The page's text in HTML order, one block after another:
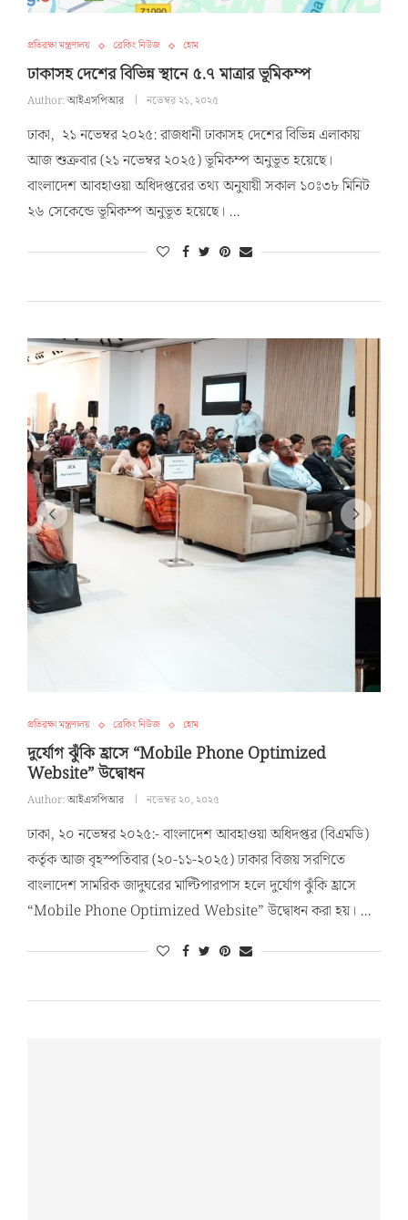
প্রতিরক্ষা মন্ত্রণালয় ব্রেকিং নিউজ হোম
ঢাকাসহ দেশের বিভিন্ন স্থানে ৫.৭ মাত্রার ভূমিকম্প
Author:আইএসপিআর নভেম্বর ২১, ২০২৫
ঢাকা, ২১ নভেম্বর ২০২৫: রাজধানী ঢাকাসহ দেশের বিভিন্ন এলাকায়
আজ শুক্রবার (২১ নভেম্বর ২০২৫) ভূমিকম্প অনুভূত হয়েছে।
বাংলাদেশ আবহাওয়া অধিদপ্তরের তথ্য অনুযায়ী সকাল ১০ঃ৩৮ মিনিট
২৬ সেকেন্ডে ভূমিকম্প অনুভূত হয়েছে। …
প্রতিরক্ষা মন্ত্রণালয় ব্রেকিং নিউজ হোম
দুর্যোগ ঝুঁকি হ্রাসে “Mobile Phone Optimized
Website” উদ্বোধন
Author:আইএসপিআর নভেম্বর ২০, ২০২৫
ঢাকা, ২০ নভেম্বর ২০২৫:- বাংলাদেশ আবহাওয়া অধিদপ্তর (বিএমডি)
কর্তৃক আজ বৃহস্পতিবার (২০-১১-২০২৫) ঢাকার বিজয় সরণিতে
বাংলাদেশ সামরিক জাদুঘরের মাল্টিপারপাস হলে দুর্যোগ ঝুঁকি হ্রাসে
“Mobile Phone Optimized Website” উদ্বোধন করা হয়। …